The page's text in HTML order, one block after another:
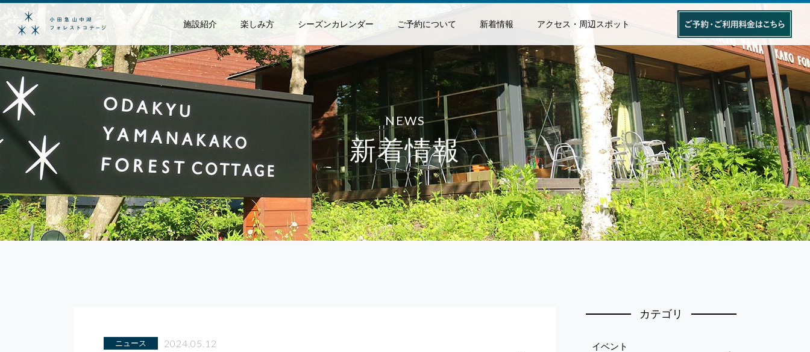
施設紹介 楽しみ方 シーズンカレンダー ご予約について 新着情報 アクセス・周辺スポット
NEWS
新着情報
カテゴリ
イベント
ニュース 2024.05.12